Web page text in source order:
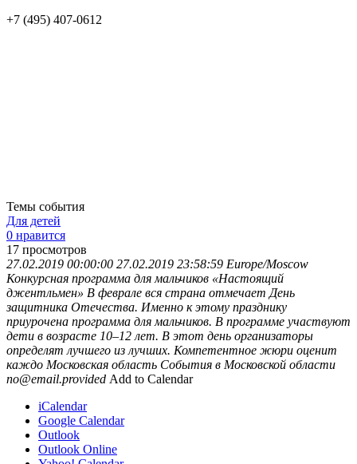
+7 (495) 407-0612
Темы события
Для детей
0 нравится
17 просмотров
27.02.2019 00:00:00 27.02.2019 23:58:59 Europe/Moscow
Конкурсная программа для мальчиков «Настоящий
джентльмен» В феврале вся страна отмечает День
защитника Отечества. Именно к этому празднику
приурочена программа для мальчиков. В программе участвуют
дети в возрасте 10–12 лет. В этот день организаторы
определят лучшего из лучших. Компетентное жюри оценит
каждо Московская область События в Московской области
no@email.provided Add to Calendar
iCalendar
Google Calendar
Outlook
Outlook Online